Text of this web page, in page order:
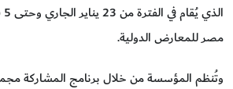
مصر للمعارض الدولية.
وتُنظم المؤسسة من خلال برنامج المشاركة